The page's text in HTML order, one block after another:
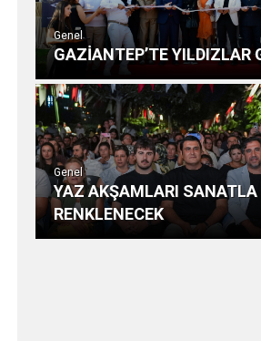
Genel
GAZİANTEP’TE YILDIZLAR
Genel
YAZ AKŞAMLARI SANATLA
RENKLENECEK